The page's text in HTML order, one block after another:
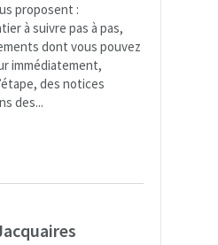
proposent :
à suivre pas à pas,
dont vous pouvez
immédiatement,
des notices
des...